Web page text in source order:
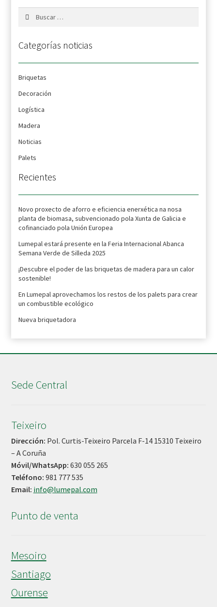
Categorías noticias
Briquetas
Decoración
Logística
Madera
Noticias
Palets
Recientes
Novo proxecto de aforro e eficiencia enerxética na nosa
planta de biomasa, subvencionado pola Xunta de Galicia e
cofinanciado pola Unión Europea
Lumepal estará presente en la Feria Internacional Abanca
Semana Verde de Silleda 2025
¡Descubre el poder de las briquetas de madera para un calor
sostenible!
En Lumepal aprovechamos los restos de los palets para crear
un combustible ecológico
Nueva briquetadora
Sede Central
Teixeiro
Dirección: Pol. Curtis-Teixeiro Parcela F-14 15310 Teixeiro
– A Coruña
Móvil/WhatsApp: 630 055 265
Teléfono: 981 777 535
Email: info@lumepal.com
Punto de venta
Mesoiro
Santiago
Ourense